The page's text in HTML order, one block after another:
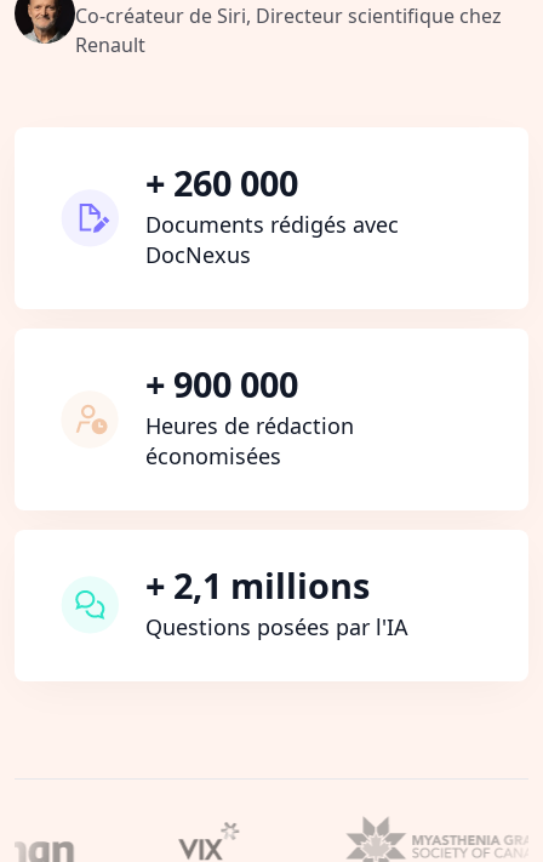
Co-créateur de Siri, Directeur scientifique chez
Renault
+ 260 000
Documents rédigés avec
DocNexus
+ 900 000
Heures de rédaction
économisées
+ 2,1 millions
Questions posées par l'IA